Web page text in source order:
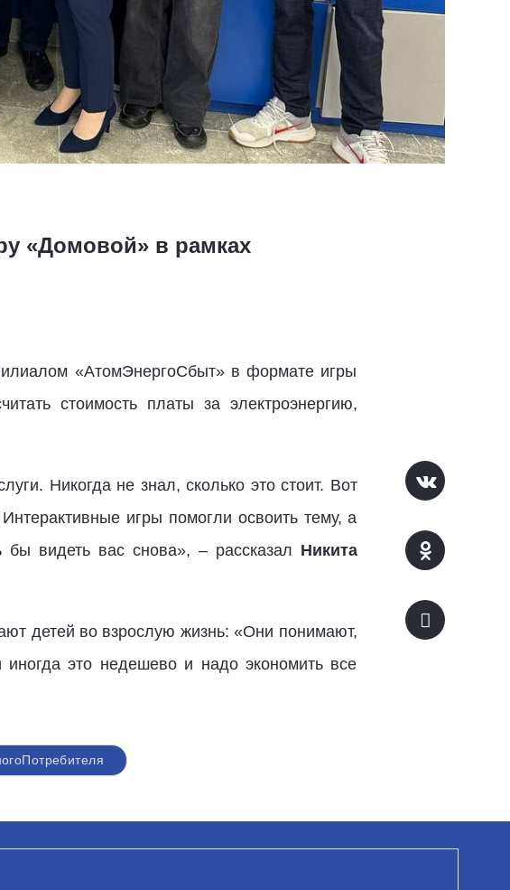
«Домовой» в рамках
«АтомЭнергоСбыт» в формате игры
стоимость платы за электроэнергию,
Никогда не знал, сколько это стоит. Вот
игры помогли освоить тему, а
бы видеть вас снова», – рассказал Никита
детей во взрослую жизнь: «Они понимают,
это недешево и надо экономить все